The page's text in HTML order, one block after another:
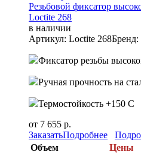
Резьбовой фиксатор
Loctite 268
в наличии
Артикул: Loctite 268Бренд:
Фиксатор резьбы
Ручная прочность на
Термостойкость +150 С
от 7 655 р.
ЗаказатьПодробнее
Объем
Цены